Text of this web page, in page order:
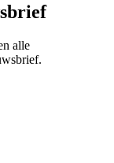
alle